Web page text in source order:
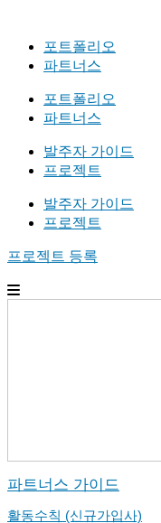
포트폴리오
파트너스
포트폴리오
파트너스
발주자 가이드
프로젝트
발주자 가이드
프로젝트
프로젝트 등록
파트너스 가이드
활동수칙 (신규가입사)